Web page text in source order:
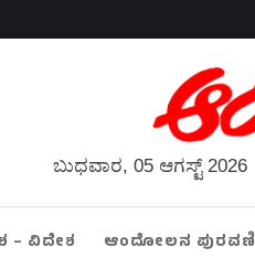
ಬುಧವಾರ, 05 ಆಗಸ್ಟ್ 2026
– ವಿದೇಶ ಆಂದೋಲನ ಪುರವಣಿ